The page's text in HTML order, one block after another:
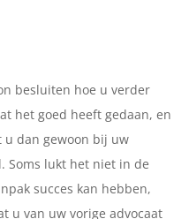
besluiten hoe u verder
het goed heeft gedaan, en
u dan gewoon bij uw
Soms lukt het niet in de
succes kan hebben,
u van uw vorige advocaat